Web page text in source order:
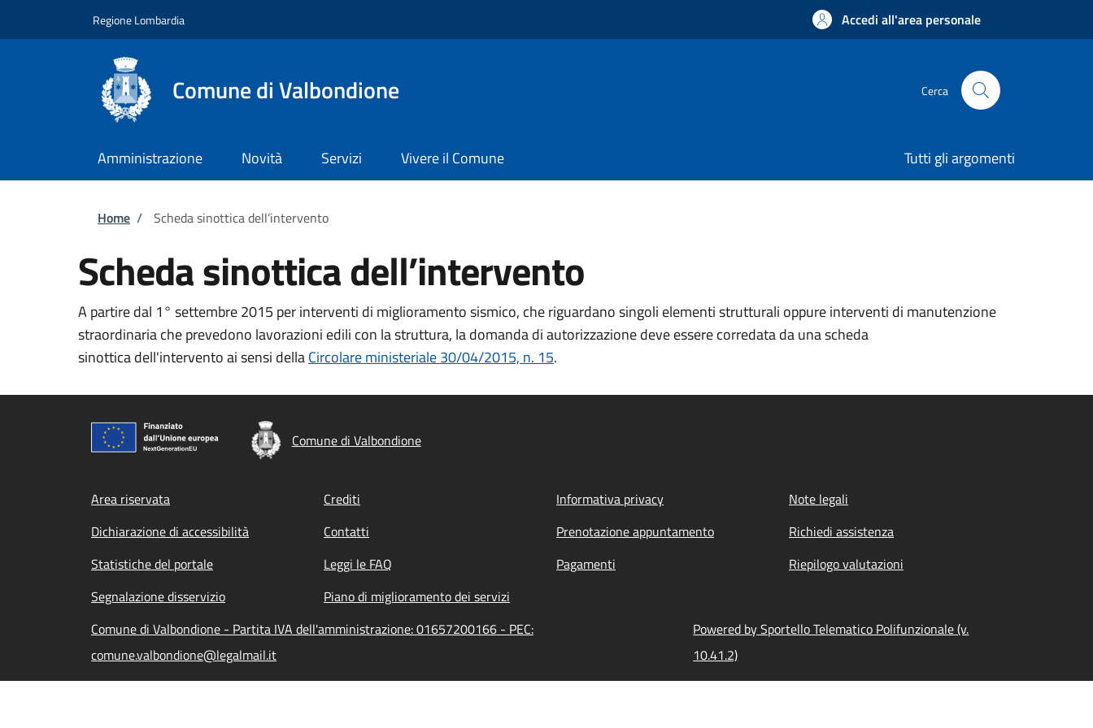
Regione Lombardia Accedi all'area personale
Comune di Valbondione Cerca
Amministrazione Novità Servizi Vivere il Comune Tutti gli argomenti
Briciole di pane
Home / Scheda sinottica dell’intervento
Scheda sinottica dell’intervento
A partire dal 1° settembre 2015 per interventi di miglioramento sismico, che riguardano singoli elementi strutturali oppure interventi di manutenzione
straordinaria che prevedono lavorazioni edili con la struttura, la domanda di autorizzazione deve essere corredata da una scheda
sinottica dell'intervento ai sensi dellaCircolareministeriale 30/04/2015, n. 15.
Comune di Valbondione
Footer menu
Area riservata Crediti Informativa privacy
Note legali
Dichiarazione di accessibilità
Contatti Prenotazione appuntamento
Richiedi assistenza
Statistiche del portale
Leggi le FAQ Pagamenti
Riepilogo valutazioni
Segnalazione disservizio
Piano di miglioramento dei servizi
Comune di Valbondione - Partita IVA dell'amministrazione: 01657200166 - PEC:
comune.valbondione@legalmail.it
Powered by Sportello Telematico Polifunzionale (v.
10.41.2)